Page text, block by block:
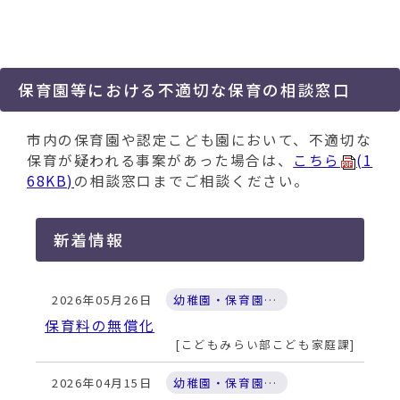
保育園等における不適切な保育の相談窓口
市内の保育園や認定こども園において、不適切な
保育が疑われる事案があった場合は、 こちら
(1
68KB)の相談窓口までご相談ください。
新着情報
2026年05月26日 幼稚園・保育園・認定こども園
保育料の無償化
こどもみらい部こども家庭課
2026年04月15日 幼稚園・保育園・認定こども園